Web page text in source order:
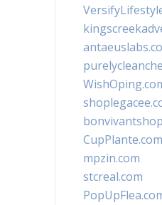
CupPlante.com
mpzin.com
stcreal.com